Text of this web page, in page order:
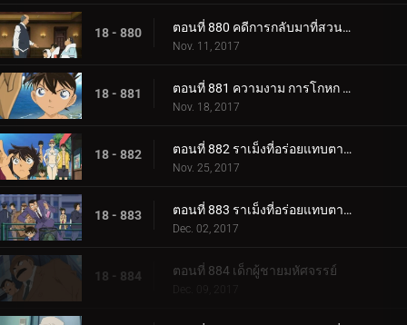
18 - 880 ตอนที่ 880 คดีการกลับมาที่สวนสาธารณะน้ำขึ้นน้ำลง
Nov. 11, 2017
18 - 881 ตอนที่ 881 ความงาม การโกหก และ ความลับ
Nov. 18, 2017
18 - 882 ตอนที่ 882 ราเม็งที่อร่อยแทบตาย 2 (ตอนแรก)
Nov. 25, 2017
18 - 883 ตอนที่ 883 ราเม็งที่อร่อยแทบตาย 2 (ตอนจบ)
Dec. 02, 2017
18 - 884 ตอนที่ 884 เด็กผู้ชายมหัศจรรย์
Dec. 09, 2017